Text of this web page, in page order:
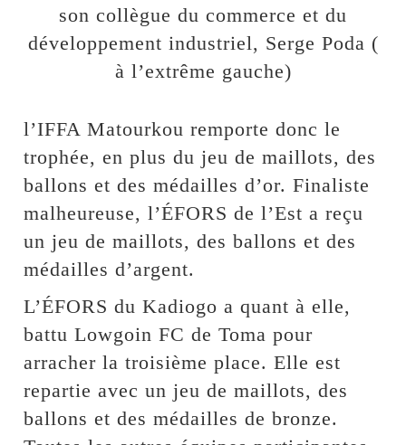
son collègue du commerce et du
développement industriel, Serge Poda (
à l’extrême gauche)
l’IFFA Matourkou remporte donc le
trophée, en plus du jeu de maillots, des
ballons et des médailles d’or. Finaliste
malheureuse, l’ÉFORS de l’Est a reçu
un jeu de maillots, des ballons et des
médailles d’argent.
L’ÉFORS du Kadiogo a quant à elle,
battu Lowgoin FC de Toma pour
arracher la troisième place. Elle est
repartie avec un jeu de maillots, des
ballons et des médailles de bronze.